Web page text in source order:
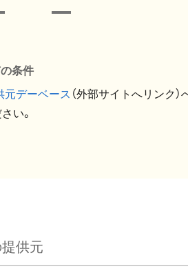
条件
元デーベース （外部サイトへリンク）
い。
供元